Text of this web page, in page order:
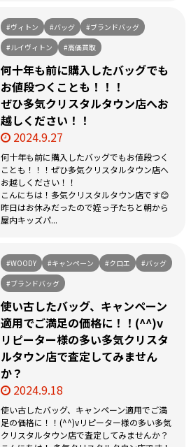
#ヴィトン #バッグ
#ブランドバッグ
#ルイヴィトン
#高価買取
何十年も前に購入したバッグでも
お値段つくことも！！！
ぜひ多気クリスタルタウン店へお
越しください！！
2024.9.27
何十年も前に購入したバッグでもお値段つく
ことも！！！ぜひ多気クリスタルタウン店へ
お越しください！！
こんにちは！多気クリスタルタウン店です😊
昨日はお休みだったので姪っ子たちと朝から
屋内キッズパ...
#WOODY #キャンペーン #クロエ
#バッグ
#ブランドバッグ
使い古したバッグ、キャンペーン
適用でご満足の価格に！！(^^)v
リピーター様の多い多気クリスタ
ルタウン店で査定してみません
か？
2024.9.18
使い古したバッグ、キャンペーン適用でご満
足の価格に！！(^^)vリピーター様の多い多気
クリスタルタウン店で査定してみませんか？